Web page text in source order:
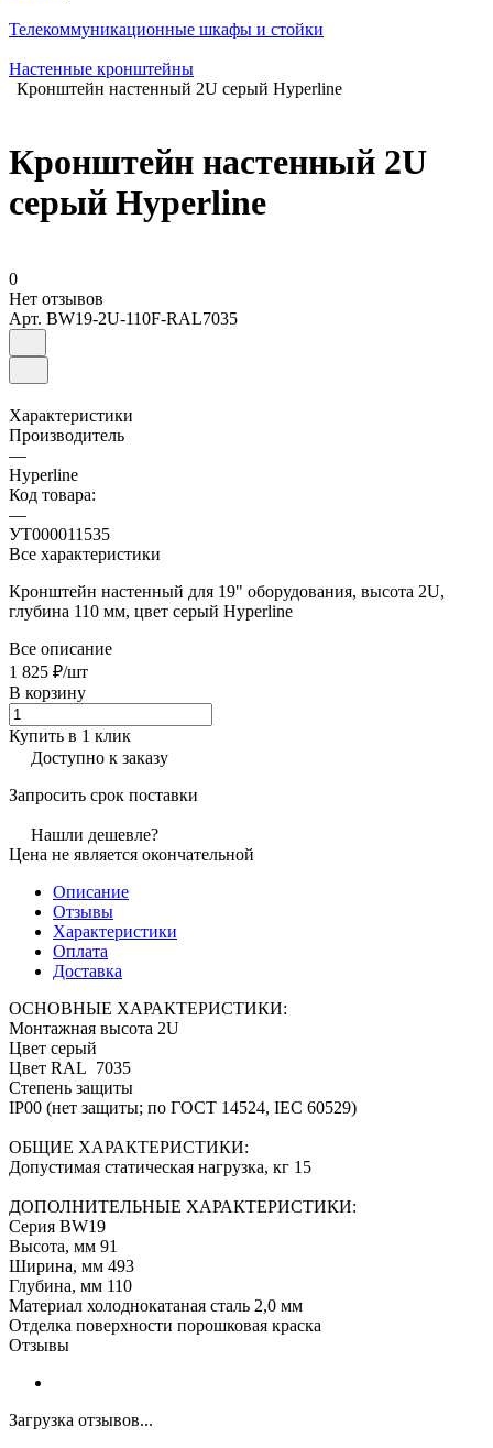
Телекоммуникационные шкафы и стойки
Настенные кронштейны
Кронштейн настенный 2U серый Hyperline
Кронштейн настенный 2U
серый Hyperline
0
Нет отзывов
Арт. BW19-2U-110F-RAL7035
Характеристики
Производитель
—
Hyperline
Код товара:
—
УТ000011535
Все характеристики
Кронштейн настенный для 19" оборудования, высота 2U,
глубина 110 мм, цвет серый Hyperline
Все описание
1 825 ₽/шт
В корзину
Купить в 1 клик
Доступно к заказу
Запросить срок поставки
Нашли дешевле?
Цена не является окончательной
Описание
Отзывы
Характеристики
Оплата
Доставка
ОСНОВНЫЕ ХАРАКТЕРИСТИКИ:
Монтажная высота 2U
Цвет серый
Цвет RAL 7035
Степень защиты
IP00 (нет защиты; по ГОСТ 14524, IEC 60529)
ОБЩИЕ ХАРАКТЕРИСТИКИ:
Допустимая статическая нагрузка, кг 15
ДОПОЛНИТЕЛЬНЫЕ ХАРАКТЕРИСТИКИ:
Серия BW19
Высота, мм 91
Ширина, мм 493
Глубина, мм 110
Материал холоднокатаная сталь 2,0 мм
Отделка поверхности порошковая краска
Отзывы
Загрузка отзывов...